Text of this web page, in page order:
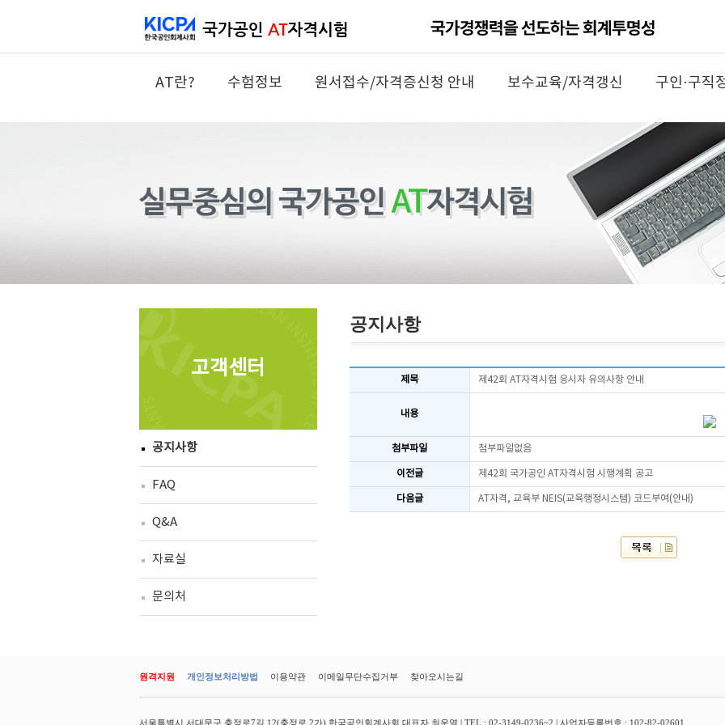
AT란? 수험정보 원서접수/자격증신청 안내 보수교육/자격갱신 구인·구직
고객센터
공지사항
FAQ
Q&A
자료실
문의처
공지사항
제목 제42회 AT자격시험 응시자 유의사항 안내
내용
첨부파일 첨부파일없음
이전글 제42회 국가공인 AT자격시험 시행계획 공고
다음글 AT자격, 교육부 NEIS(교육행정시스템) 코드부여(안내)
원격지원 개인정보처리방법 이용약관 이메일무단수집거부 찾아오시는길
서울특별시 서대문구 충정로7길 12(충정로 2가) 한국공인회계사회 대표자 최운열 | TEL : 02-3149-0236~2 | 사업자등록번호 : 102-82-02601